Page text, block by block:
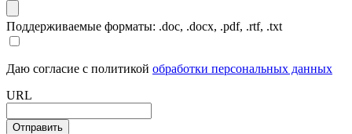
Поддерживаемые форматы: .doc, .docx, .pdf, .rtf, .txt
Даю согласие с политикой обработки персональных данных
URL